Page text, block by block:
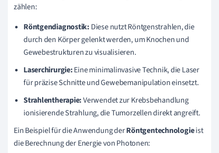
zählen:
Röntgendiagnostik: Diese nutzt Röntgenstrahlen, die
durch den Körper gelenkt werden, um Knochen und
Gewebestrukturen zu visualisieren.
Laserchirurgie:Eine minimalinvasive Technik, die Laser
für präzise Schnitte und Gewebemanipulation einsetzt.
Strahlentherapie:Verwendet zur Krebsbehandlung
ionisierende Strahlung, die Tumorzellen direkt angreift.
Ein Beispiel für die Anwendung derRöntgentechnologieist
die Berechnung der Energie von Photonen: